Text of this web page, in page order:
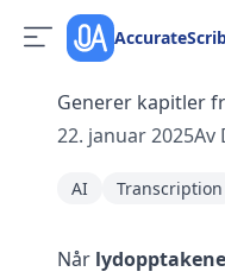
Generer kapitler
22. januar 2025Av
AI Transcription
Når lydopptakene